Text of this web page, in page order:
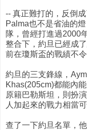
-- 真正難打的，反倒
Palma也不是省油的
隊，曾經打進過2000
整合下，約旦已經成
前在瓊斯盃的戰績不令
約旦的三支鋒線，
Khas(205cm)都能內
原籍巴勒斯坦，則扮
人加起來的戰力相當可
查了一下約旦名單，